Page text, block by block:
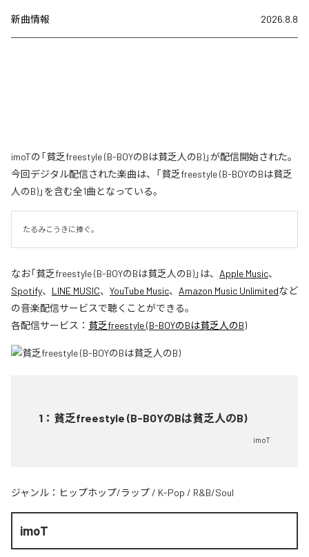
新曲情報 2026.8.8
imoTの「貧乏freestyle (B-BOYのBは貧乏人のB)」が配信開始された。
今回デジタル配信された楽曲は、「貧乏freestyle (B-BOYのBは貧乏
人のB)」を含む全1曲となっている。
たるみこうきに捧ぐ。
なお「貧乏freestyle (B-BOYのBは貧乏人のB)」は、 Apple Music、
Spotify、 LINE MUSIC、 YouTube Music、 Amazon Music Unlimitedなど
の音楽配信サービスで聴くことができる。
各配信サービス： 貧乏freestyle (B-BOYのBは貧乏人のB)
1 ： 貧乏freestyle (B-BOYのBは貧乏人のB)
imoT
ジャンル： ヒップホップ/ラップ / K-Pop / R&B/Soul
imoT